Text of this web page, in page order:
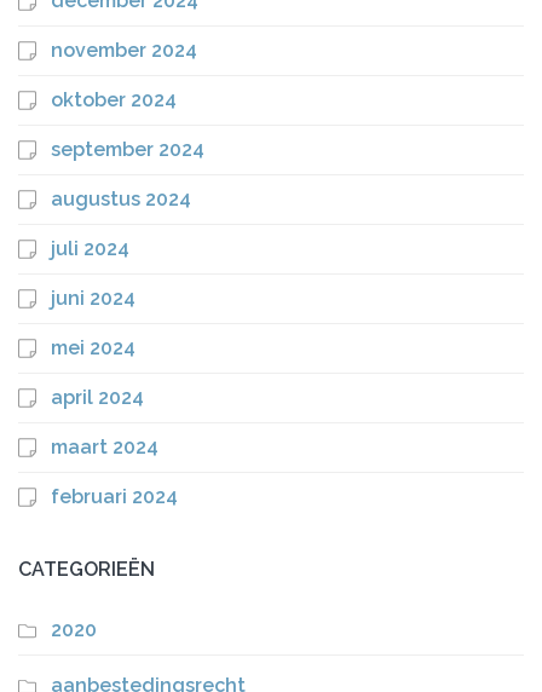
november 2024
oktober 2024
september 2024
augustus 2024
juli 2024
juni 2024
mei 2024
april 2024
maart 2024
februari 2024
CATEGORIEËN
2020
aanbestedingsrecht